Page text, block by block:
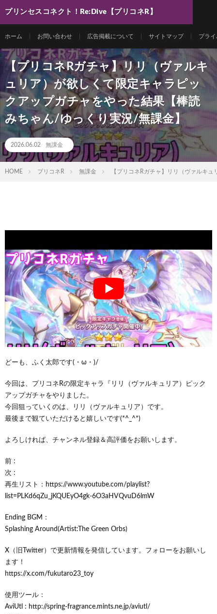
プリンセスコネクト！Re:Dive【プリコネR】
ホーム お問い合わせ 広告掲載について サイトマップ プラ
【プリコネRガチャ】リリ（ヴァルキ
ュリア）が欲しくて限定キャラピッ
クアップガチャをやった結果【棒読
みちゃん/ゆっくり実況/無課金】
2026.06.02 無課金
HOME プリコネR 無課金 【プリコネRガチャ】リリ（ヴァルキ
どーも、ふく太郎です(・ω・)/
今回は、プリコネRの限定キャラ『リリ（ヴァルキュリア）ピック
アップガチャをやりました。
今回狙っていくのは、リリ（ヴァルキュリア）です。
最後まで観ていただけると嬉しいです(*^_^*)
よろしければ、チャンネル登録＆高評価をお願いします。
前 :
次 :
再生リスト：https://www.youtube.com/playlist?
list=PLKd6qZu_jKQUEyO4gk-6O3aHVQvuD6lmW
Ending BGM：
Splashing Around(Artist:The Green Orbs)
X（旧Twitter）で更新情報を発信しています。フォローをお願いし
ます！
https://x.com/fukutaro23_toy
使用ツール：
AviUtl : http://spring-fragrance.mints.ne.jp/aviutl/